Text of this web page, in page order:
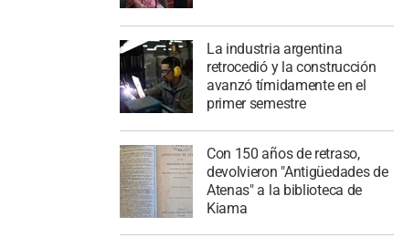
La industria argentina
retrocedió y la construcción
avanzó tímidamente en el
primer semestre
Con 150 años de retraso,
devolvieron "Antigüedades de
Atenas" a la biblioteca de
Kiama